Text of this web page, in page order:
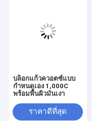
บล็อกแก้วควอตซ์แบบ
กำหนดเอง 1,000C
พร้อมพื้นผิวมันเงา
ราคาดีที่สุด